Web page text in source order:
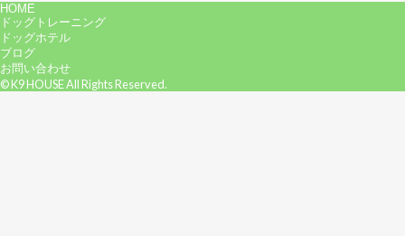
HOME
ドッグトレーニング
ドッグホテル
ブログ
お問い合わせ
© K9 HOUSE All Rights Reserved.